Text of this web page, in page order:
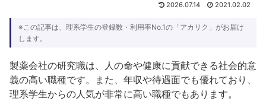
2026.07.14 2021.02.02
※この記事は、理系学生の登録数・利用率No.1の「アカリク」がお届け
します。
製薬会社の研究職は、人の命や健康に貢献できる社会的意
義の高い職種です。また、年収や待遇面でも優れており、
理系学生からの人気が非常に高い職種でもあります。